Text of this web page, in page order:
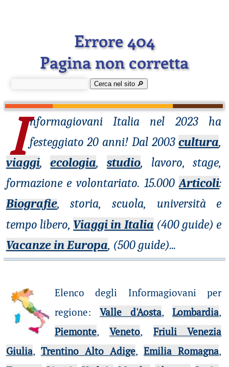
Errore 404
Pagina non corretta
Cerca nel sito 🔎︎
I nformagiovaniItalia nel 2023 ha
festeggiato 20 anni! Dal 2003cultura,
viaggi,ecologia, studio, lavoro, stage,
formazione e volontariato. 15.000Articoli:
Biografie, storia, scuola, università e
tempo libero, Viaggi in Italia (400 guide) e
Vacanze in Europa, (500 guide)...
Elenco degli Informagiovani per
regione: Valle d'Aosta,Lombardia,
Piemonte,Veneto, Friuli Venezia
Giulia, Trentino Alto Adige,Emilia Romagna,